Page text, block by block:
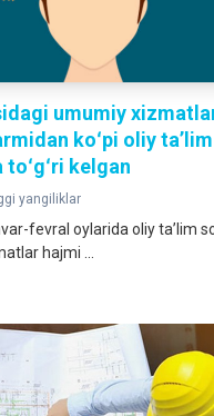
umumiy
koʻpi oliy taʼlim
kelgan
yangiliklar
fevral oylarida oliy taʼlim
hajmi ...